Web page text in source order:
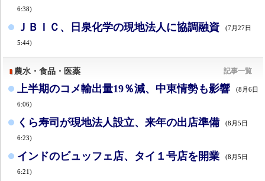
6:38)
ＪＢＩＣ、日泉化学の現地法人に協調融資 (7月27日
5:44)
農水・食品・医薬 記事一覧
上半期のコメ輸出量19％減、中東情勢も影響 (8月6日
6:06)
くら寿司が現地法人設立、来年の出店準備 (8月5日
6:23)
インドのビュッフェ店、タイ１号店を開業 (8月5日
6:21)